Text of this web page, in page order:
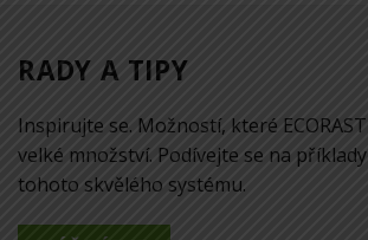
RADY A TIPY
Inspirujte se. Možností, které
velké množství. Podívejte se na
tohoto skvělého systému.